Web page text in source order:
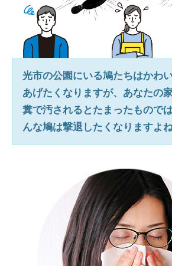
光市の公園にいる鳩たちはかわ
あげたくなりますが、あなたの
糞で汚されるとたまったもので
んな鳩は撃退したくなりますよね